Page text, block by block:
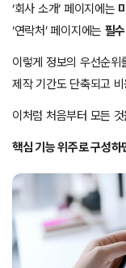
‘회사 소개’ 페이지에는
‘연락처’ 페이지에는 필
이렇게 정보의 우선순위
제작 기간도 단축되고
이처럼 처음부터 모든
핵심 기능 위주로 구성하